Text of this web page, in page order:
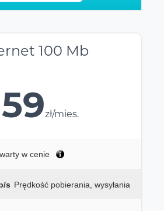
100 Mb
zł/mies.
w cenie
s Prędkość pobierania, wysyłania